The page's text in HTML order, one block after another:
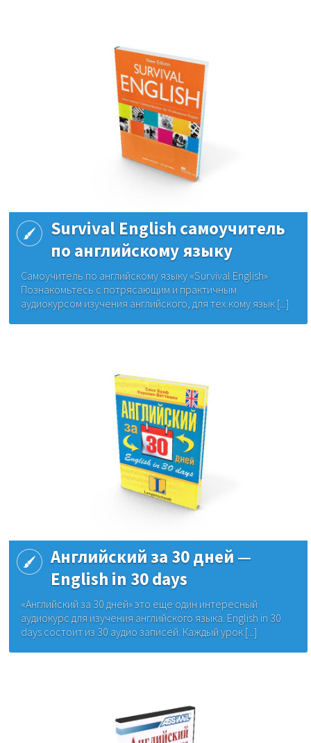
Survival English самоучитель
по английскому языку
Самоучитель по английскому языку «Survival English»
Познакомьтесь с потрясающим и практичным
аудиокурсом изучения английского, для тех кому язык [...]
Английский за 30 дней —
English in 30 days
«Английский за 30 дней» это еще один интересный
аудиокурс для изучения английского языка. English in 30
days состоит из 30 аудио записей. Каждый урок [...]